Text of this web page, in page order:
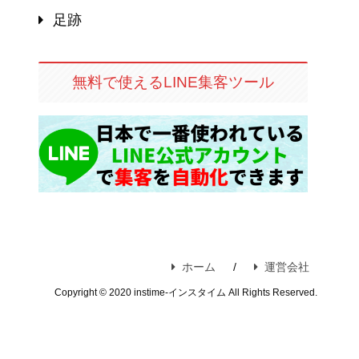
足跡
無料で使えるLINE集客ツール
ホーム 運営会社
Copyright © 2020 instime-インスタイム All Rights Reserved.